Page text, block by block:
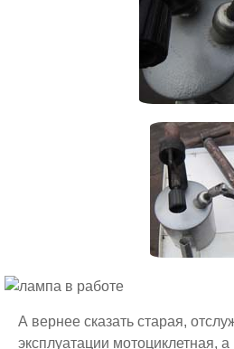
А вернее сказать старая,
эксплуатации мотоциклетная,